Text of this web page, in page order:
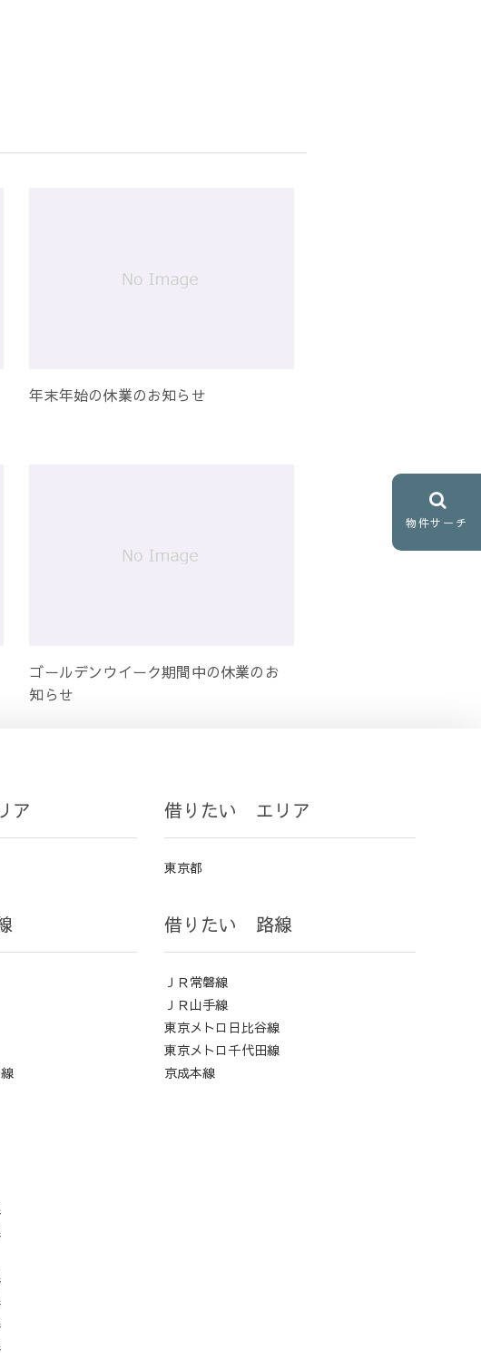
年末年始の休業のお知らせ
ゴールデンウイーク期間中の休業のお
知らせ
物件サーチ
ア 借りたい エリア
東京都
借りたい 路線
ＪＲ常磐線
ＪＲ山手線
東京メトロ日比谷線
東京メトロ千代田線
京成本線